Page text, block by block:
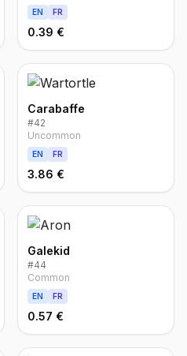
EN FR
0.39 €
Carabaffe
#42
Uncommon
EN FR
3.86 €
Galekid
#44
Common
EN FR
0.57 €